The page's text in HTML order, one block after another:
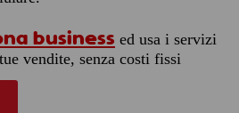
business ed usa i servizi
vendite, senza costi fissi